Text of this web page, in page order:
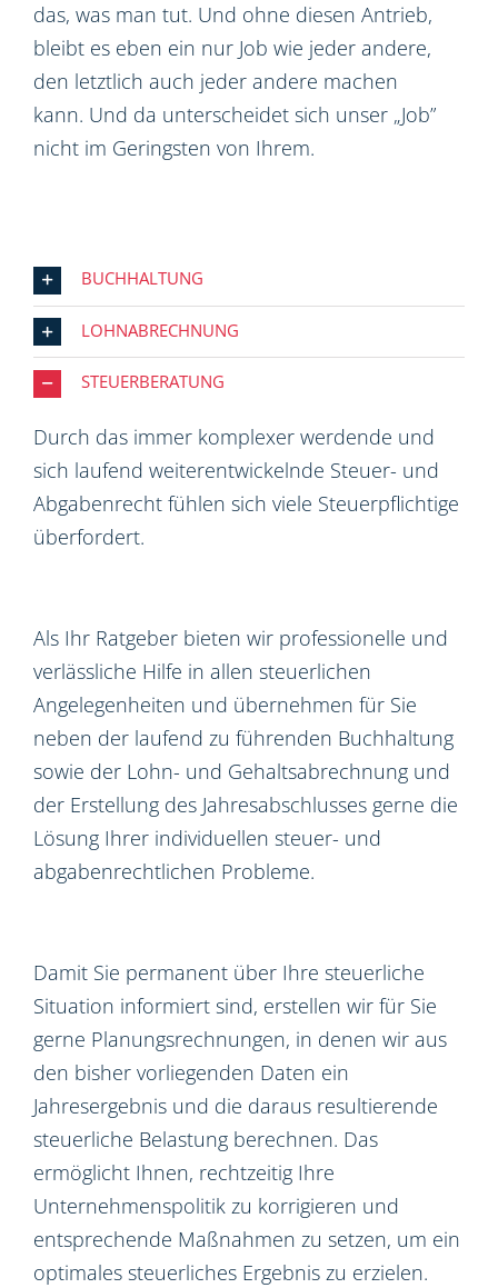
das, was man tut. Und ohne diesen Antrieb,
bleibt es eben ein nur Job wie jeder andere,
den letztlich auch jeder andere machen
kann. Und da unterscheidet sich unser „Job”
nicht im Geringsten von Ihrem.
BUCHHALTUNG
LOHNABRECHNUNG
STEUERBERATUNG
Durch das immer komplexer werdende und
sich laufend weiterentwickelnde Steuer- und
Abgabenrecht fühlen sich viele Steuerpflichtige
überfordert.
Als Ihr Ratgeber bieten wir professionelle und
verlässliche Hilfe in allen steuerlichen
Angelegenheiten und übernehmen für Sie
neben der laufend zu führenden Buchhaltung
sowie der Lohn- und Gehaltsabrechnung und
der Erstellung des Jahresabschlusses gerne die
Lösung Ihrer individuellen steuer- und
abgabenrechtlichen Probleme.
Damit Sie permanent über Ihre steuerliche
Situation informiert sind, erstellen wir für Sie
gerne Planungsrechnungen, in denen wir aus
den bisher vorliegenden Daten ein
Jahresergebnis und die daraus resultierende
steuerliche Belastung berechnen. Das
ermöglicht Ihnen, rechtzeitig Ihre
Unternehmenspolitik zu korrigieren und
entsprechende Maßnahmen zu setzen, um ein
optimales steuerliches Ergebnis zu erzielen.